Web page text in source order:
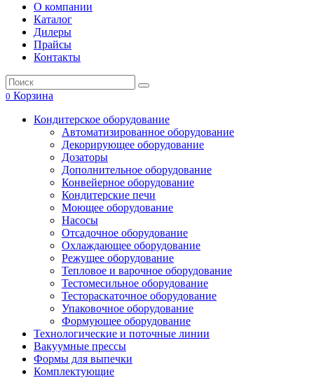
О компании
Каталог
Дилеры
Прайсы
Контакты
0 Корзина
Кондитерское оборудование
Автоматизированное оборудование
Декорирующее оборудование
Дозаторы
Дополнительное оборудование
Конвейерное оборудование
Кондитерские печи
Моющее оборудование
Насосы
Отсадочное оборудование
Охлаждающее оборудование
Режущее оборудование
Тепловое и варочное оборудование
Тестомесильное оборудование
Тестораскаточное оборудование
Упаковочное оборудование
Формующее оборудование
Технологические и поточные линии
Вакуумные прессы
Формы для выпечки
Комплектующие